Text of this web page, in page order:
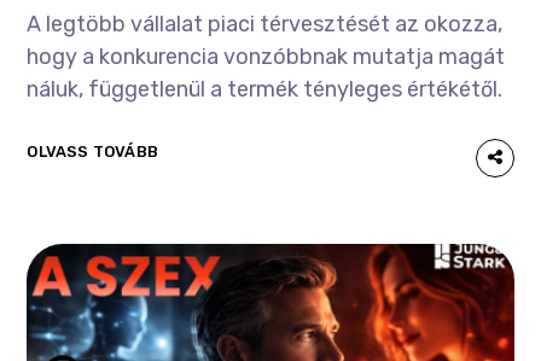
A legtöbb vállalat piaci térvesztését az okozza,
hogy a konkurencia vonzóbbnak mutatja magát
náluk, függetlenül a termék tényleges értékétől.
OLVASS TOVÁBB